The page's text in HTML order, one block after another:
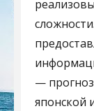
—
японской